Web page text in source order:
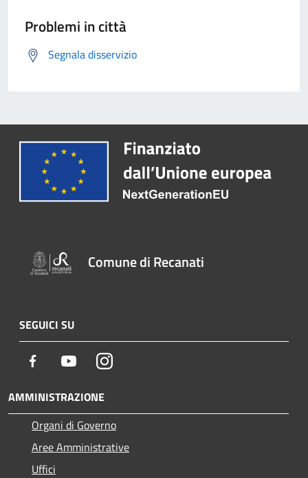
Problemi in città
Segnala disservizio
Comune di Recanati
SEGUICI SU
Facebook YoutubeInstagram
AMMINISTRAZIONE
Organi di Governo
Aree Amministrative
Uffici